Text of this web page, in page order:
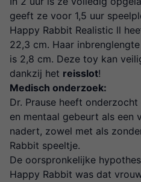
geeft ze voor 1,5 uur
Happy Rabbit Realistic ll
22,3 cm. Haar
is 2,8 cm. Deze toy kan
dankzij het reisslot!
Medisch onderzoek:
Dr. Prause heeft
en mentaal gebeurt als een
nadert, zowel met als
Rabbit speeltje.
De oorspronkelijke
Happy Rabbit was dat